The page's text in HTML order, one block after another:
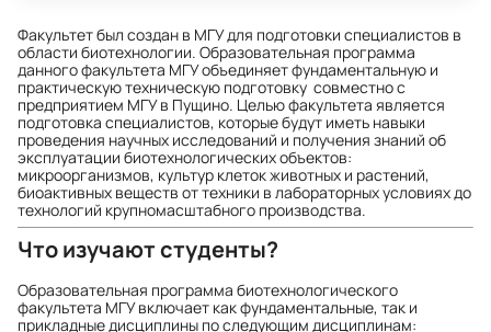
Факультет был создан в МГУ для подготовки специалистов в
области биотехнологии. Образовательная программа
данного факультета МГУ объединяет фундаментальную и
практическую техническую подготовку совместно с
предприятием МГУ в Пущино. Целью факультета является
подготовка специалистов, которые будут иметь навыки
проведения научных исследований и получения знаний об
эксплуатации биотехнологических объектов:
микроорганизмов, культур клеток животных и растений,
биоактивных веществ от техники в лабораторных условиях до
технологий крупномасштабного производства.
Что изучают студенты?
Образовательная программа биотехнологического
факультета МГУ включает как фундаментальные, так и
прикладные дисциплины по следующим дисциплинам: